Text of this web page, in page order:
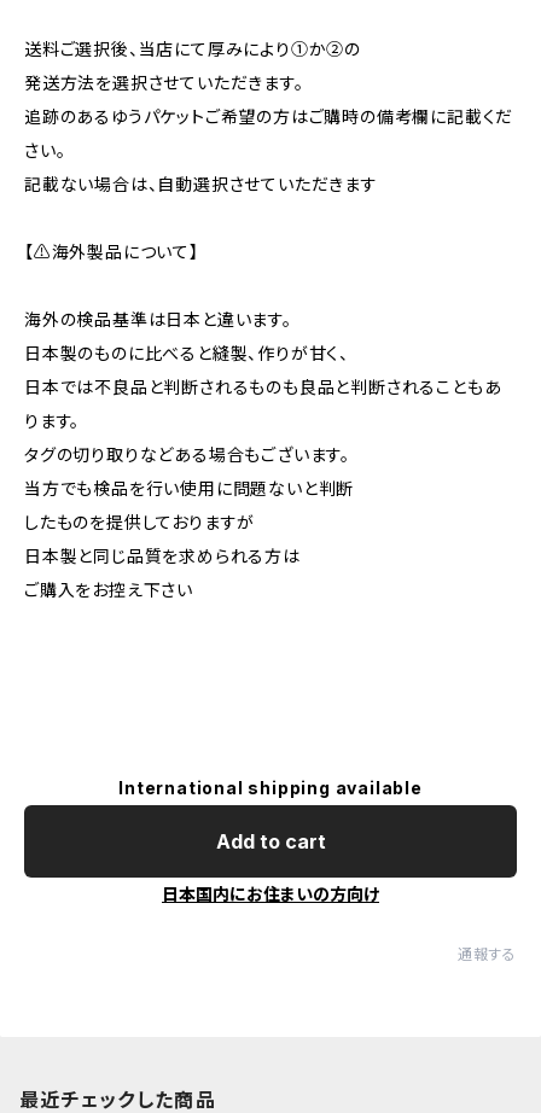
送料ご選択後、当店にて厚みにより①か②の
発送方法を選択させていただきます。
追跡のあるゆうパケットご希望の方はご購時の備考欄に記載くだ
さい。
記載ない場合は、自動選択させていただきます
【⚠海外製品について】
海外の検品基準は日本と違います。
日本製のものに比べると縫製、作りが甘く、
日本では不良品と判断されるものも良品と判断されることもあ
ります。
タグの切り取りなどある場合もございます。
当方でも検品を行い使用に問題ないと判断
したものを提供しておりますが
日本製と同じ品質を求められる方は
ご購入をお控え下さい
International shipping available
Add to cart
日本国内にお住まいの方向け
通報する
最近チェックした商品